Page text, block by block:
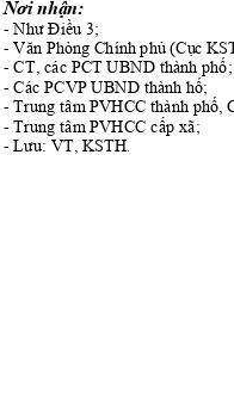
Nơi nhận:
- Như Điều 3;
- Văn Phòng Chính phủ (Cục KS
- CT, các PCT UBND thành phố;
- Các PCVP UBND thành hố;
- Trung tâm PVHCC thành phố,
- Trung tâm PVHCC cấp xã;
- Lưu: VT, KSTH.